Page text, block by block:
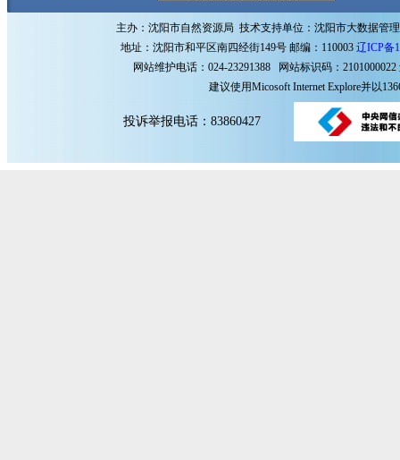
主办：沈阳市自然资源局 技术支持单位：沈阳市大数据管
地址：沈阳市和平区南四经街149号 邮编：110003 辽ICP备
网站维护电话：024-23291388 网站标识码：2101000022
建议使用Micosoft Internet Explore并以
投诉举报电话：83860427